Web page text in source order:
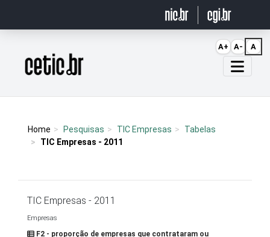
Página inicial
Home Pesquisas TIC Empresas
Tabelas
TIC Empresas - 2011
TIC Empresas - 2011
Empresas
F2 - proporção de empresas que contrataram ou
A+ A- A